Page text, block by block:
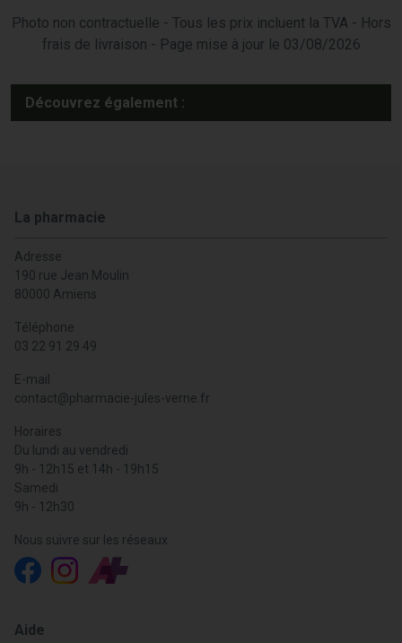
Photo non contractuelle - Tous les prix incluent la TVA - Hors
frais de livraison - Page mise à jour le 03/08/2026
Découvrez également :
La pharmacie
Adresse
190 rue Jean Moulin
80000 Amiens
Téléphone
03 22 91 29 49
E-mail
contact@pharmacie-jules-verne.fr
Horaires
Du lundi au vendredi
9h - 12h15 et 14h - 19h15
Samedi
9h - 12h30
Nous suivre sur les réseaux
Aide